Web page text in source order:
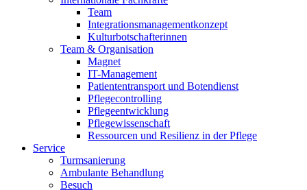
Team
Integrationsmanagementkonzept
Kulturbotschafterinnen
Team & Organisation
Magnet
IT-Management
Patiententransport und Botendienst
Pflegecontrolling
Pflegeentwicklung
Pflegewissenschaft
Ressourcen und Resilienz in der Pflege
Service
Turmsanierung
Ambulante Behandlung
Besuch